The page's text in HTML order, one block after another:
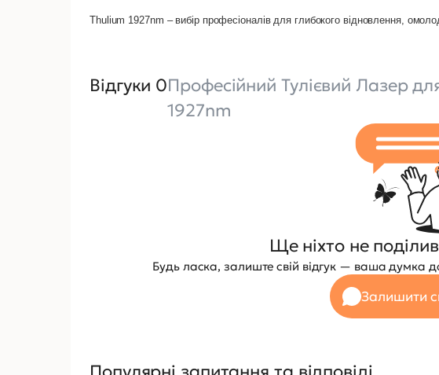
Thulium 1927nm – вибір професіоналів для глибокого відновлення,
Відгуки 0Професійний Тулієвий Лазер
1927nm
Ще ніхто не
Будь ласка, залиште свій відгук — ваша думка
Залишити